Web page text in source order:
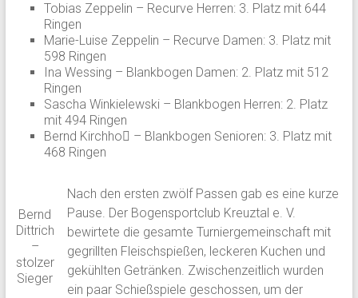
Tobias Zeppelin – Recurve Herren: 3. Platz mit 644
Ringen
Marie-Luise Zeppelin – Recurve Damen: 3. Platz mit
598 Ringen
Ina Wessing – Blankbogen Damen: 2. Platz mit 512
Ringen
Sascha Winkielewski – Blankbogen Herren: 2. Platz
mit 494 Ringen
Bernd Kirchho􀆯 – Blankbogen Senioren: 3. Platz mit
468 Ringen
Bernd
Dittrich
–
stolzer
Sieger
Nach den ersten zwölf Passen gab es eine kurze
Pause. Der Bogensportclub Kreuztal e. V.
bewirtete die gesamte Turniergemeinschaft mit
gegrillten Fleischspießen, leckeren Kuchen und
gekühlten Getränken. Zwischenzeitlich wurden
ein paar Schießspiele geschossen, um der